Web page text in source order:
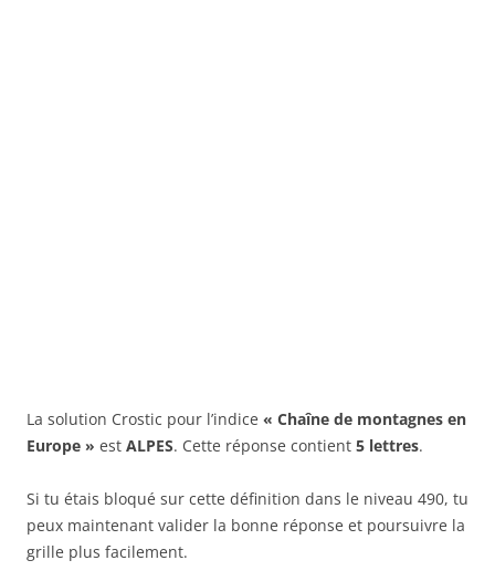
La solution Crostic pour l’indice « Chaîne de montagnes en
Europe » est ALPES. Cette réponse contient 5 lettres.
Si tu étais bloqué sur cette définition dans le niveau 490, tu
peux maintenant valider la bonne réponse et poursuivre la
grille plus facilement.